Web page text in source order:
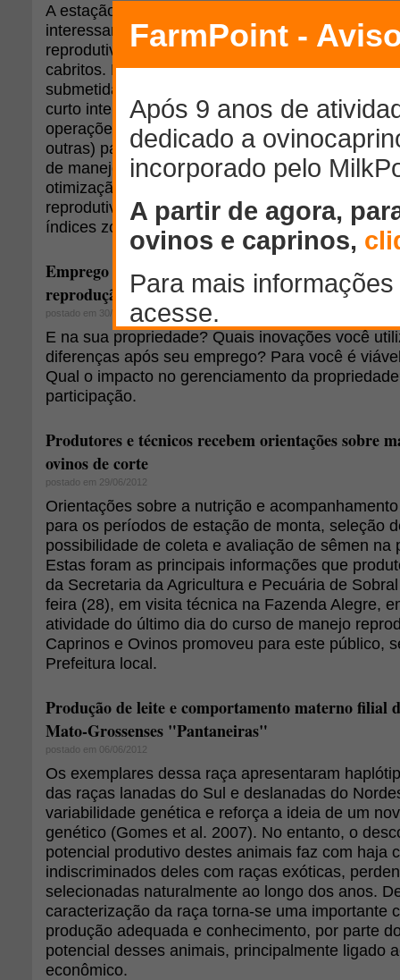
A estação de monta é uma estratégia de manejo
interessante quando se tem em vista
reprodutiva e, ainda, escalonar e intensificar a
cabritos. Refere-se ao(s) período(s) do ano em
submetidas à reprodução. A concentração dos
curto intervalo de tempo possibilita reunir os
operações de manejo (desmame,
outras) para épocas mais propícias. A previsão
de manejo permite suas pré-programações de
otimização da mão-de-obra, além de facilitar o
reprodutiva e produtivas, por meio de uma
índices zootécnicos.
Emprego de tecnologias na produção de ovinos e
reprodução
postado em 30/07/2012
E na sua propriedade? Quais inovações você
diferenças após seu emprego? Para você é
Qual o impacto no gerenciamento da
participação.
Produtores e técnicos recebem orientações sobre
ovinos de corte
postado em 29/06/2012
Orientações sobre a nutrição e
para os períodos de estação de monta, seleção
possibilidade de coleta e avaliação de sêmen na
Estas foram as principais informações que
da Secretaria da Agricultura e Pecuária de
feira (28), em visita técnica na Fazenda Alegre,
atividade do último dia do curso de manejo
Caprinos e Ovinos promoveu para este público,
Prefeitura local.
Produção de leite e comportamento materno filial
Mato-Grossenses "Pantaneiras"
postado em 06/06/2012
Os exemplares dessa raça apresentaram
das raças lanadas do Sul e deslanadas do
variabilidade genética e reforça a ideia de um
genético (Gomes et al. 2007). No entanto, o
potencial produtivo destes animais faz com haja
indiscriminados deles com raças exóticas,
selecionadas naturalmente ao longo dos anos.
caracterização da raça torna-se uma importante
produção adequada e conhecimento, por parte
potencial desses animais, principalmente ligado
econômico.